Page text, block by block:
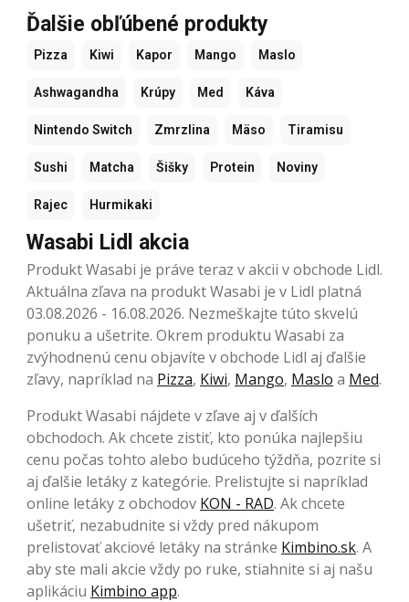
Ďalšie obľúbené produkty
Pizza Kiwi Kapor Mango Maslo
Ashwagandha Krúpy Med Káva
Nintendo Switch Zmrzlina Mäso Tiramisu
Sushi Matcha Šišky Protein Noviny
Rajec Hurmikaki
Wasabi Lidl akcia
Produkt Wasabi je práve teraz v akcii v obchode Lidl.
Aktuálna zľava na produkt Wasabi je v Lidl platná
03.08.2026 - 16.08.2026. Nezmeškajte túto skvelú
ponuku a ušetrite. Okrem produktu Wasabi za
zvýhodnenú cenu objavíte v obchode Lidl aj ďalšie
zľavy, napríklad na Pizza, Kiwi, Mango, Maslo a Med.
Produkt Wasabi nájdete v zľave aj v ďalších
obchodoch. Ak chcete zistiť, kto ponúka najlepšiu
cenu počas tohto alebo budúceho týždňa, pozrite si
aj ďalšie letáky z kategórie. Prelistujte si napríklad
online letáky z obchodov KON - RAD. Ak chcete
ušetriť, nezabudnite si vždy pred nákupom
prelistovať akciové letáky na stránke Kimbino.sk. A
aby ste mali akcie vždy po ruke, stiahnite si aj našu
aplikáciu Kimbino app.